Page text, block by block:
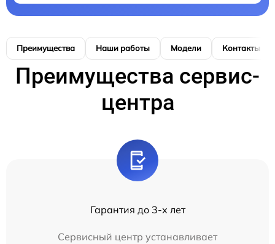
Преимущества Наши работы Модели Контакты
Преимущества сервис-
центра
Гарантия до 3-х лет
Сервисный центр устанавливает